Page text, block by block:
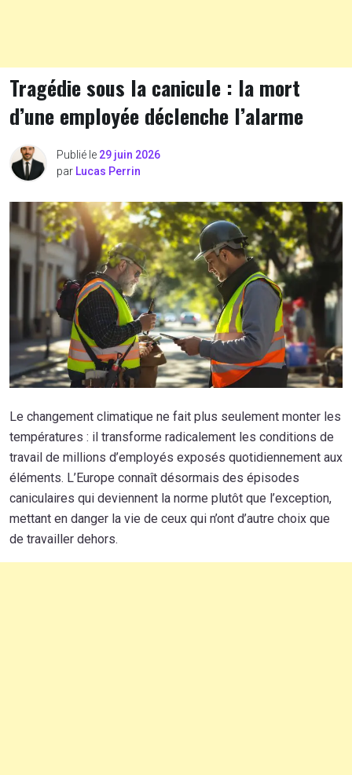
Tragédie sous la canicule : la mort
d’une employée déclenche l’alarme
Publié le 29 juin 2026
par Lucas Perrin
Le changement climatique ne fait plus seulement monter les
températures : il transforme radicalement les conditions de
travail de millions d’employés exposés quotidiennement aux
éléments. L’Europe connaît désormais des épisodes
caniculaires qui deviennent la norme plutôt que l’exception,
mettant en danger la vie de ceux qui n’ont d’autre choix que
de travailler dehors.